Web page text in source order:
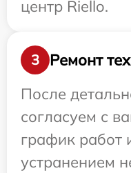
центр Riello.
3
Ремонт
После
согласуем с
график работ
устранением